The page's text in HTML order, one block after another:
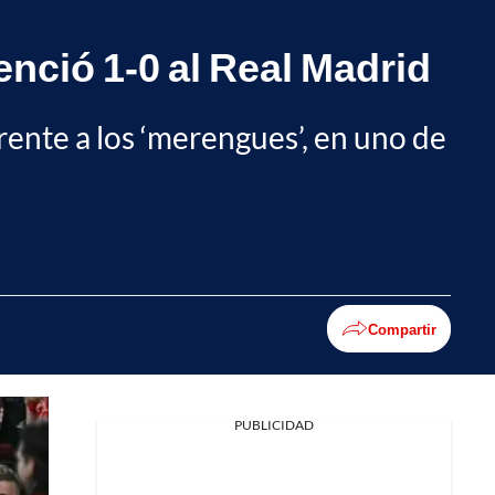
1-0 al Real Madrid
a los ‘merengues’, en uno de
Compartir
PUBLICIDAD